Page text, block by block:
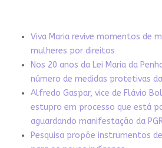
Viva Maria revive momentos de
mulheres por direitos
Nos 20 anos da Lei Maria da
número de medidas protetivas
Alfredo Gaspar, vice de Flávio
estupro em processo que está
aguardando manifestação da
Pesquisa propõe instrumentos